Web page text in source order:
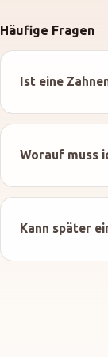
Häufige Fragen
Ist eine
Worauf muss
Kann später